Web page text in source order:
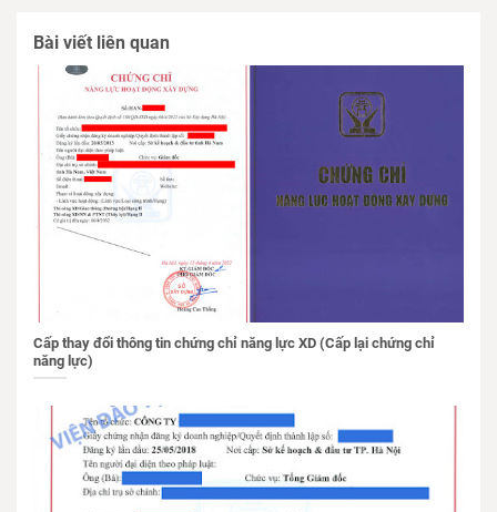
Bài viết liên quan
Cấp thay đổi thông tin chứng chỉ năng lực XD (Cấp lại chứng chỉ
năng lực)